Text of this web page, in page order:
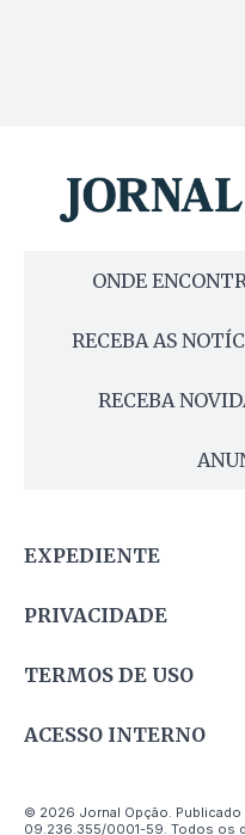
ONDE
RECEBA AS
RECEBA
EXPEDIENTE
PRIVACIDADE
TERMOS DE USO
ACESSO INTERNO
© 2026 Jornal Opção. Publicado
09.236.355/0001-59. Todos os